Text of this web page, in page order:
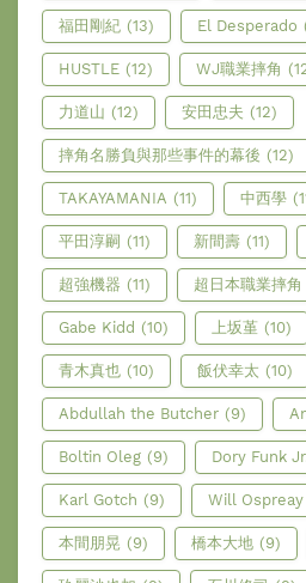
福田剛紀 (13) El Desperado
HUSTLE (12) WJ職業摔角
力道山 (12) 安田忠夫 (12)
摔角名勝負與那些事件的幕後 (12)
TAKAYAMANIA (11) 中西學
平田淳嗣 (11) 新間壽 (11)
超強機器 (11) 超日本職業摔角
Gabe Kidd (10) 上坂堇 (10)
青木真也 (10) 飯伏幸太 (10)
Abdullah the Butcher (9)
Boltin Oleg (9) Dory Funk
Karl Gotch (9) Will Ospreay
本間朋晃 (9) 橋本大地 (9)